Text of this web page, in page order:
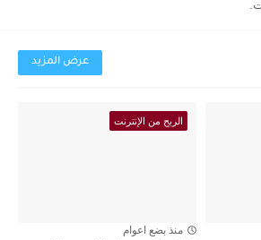
عرض المزيد
الربح من الإنترنت
منذ بضع اعوام